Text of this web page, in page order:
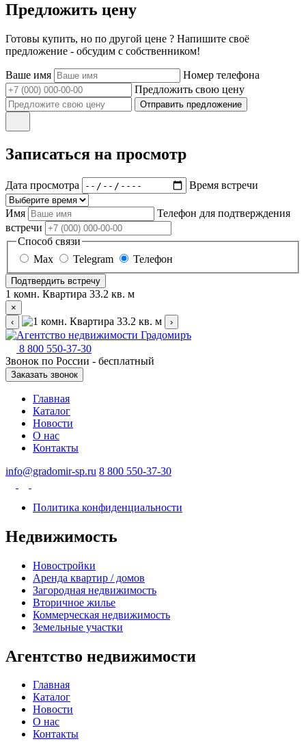
Предложить цену
Готовы купить, но по другой цене ? Напишите своё
предложение - обсудим с собственником!
Ваше имя
Номер телефона
Предложить свою цену
Отправить предложение
Записаться на просмотр
Дата просмотра Время встречи
Имя
Телефон для подтверждения
встречи
Способ связи
Max
Telegram Телефон
Подтвердить встречу
1 комн. Квартира 33.2 кв. м
×
‹
›
8 800 550-37-30
Звонок по России - бесплатный
Заказать звонок
Главная
Каталог
Новости
О нас
Контакты
info@gradomir-sp.ru 8 800 550-37-30
Политика конфиденциальности
Недвижимость
Новостройки
Аренда квартир / домов
Загородная недвижимость
Вторичное жилье
Коммерческая недвижимость
Земельные участки
Агентство недвижимости
Главная
Каталог
Новости
О нас
Контакты